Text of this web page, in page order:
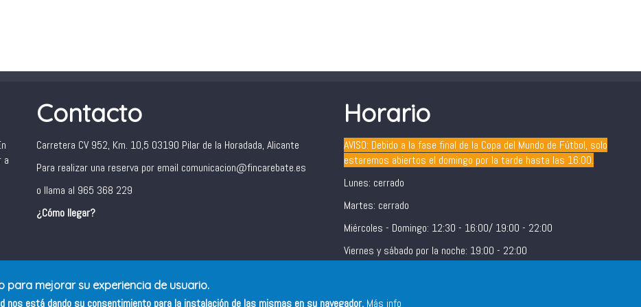
a
Contacto
Carretera CV 952, Km. 10,5 03190 Pilar de la Horadada, Alicante
Para realizar una reserva por email comunicacion@fincarebate.es
o llama al 965 368 229
¿Cómo llegar?
Horario
AVISO: Debido a la fase final de la Copa del Mundo de Fútbol, solo
estaremos abiertos el domingo por la tarde hasta las 16:00.
Lunes: cerrado
Martes: cerrado
Miércoles - Domingo: 12:30 - 16:00/ 19:00 - 22:00
Viernes y sábado por la noche: 19:00 - 22:00
para mejorar su experiencia de usuario.
nos está dando su consentimiento para la instalación de las mismas en su navegador. Más info